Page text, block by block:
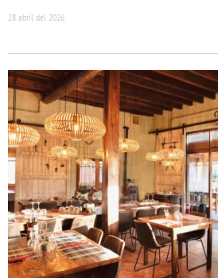
28 abril del 2026